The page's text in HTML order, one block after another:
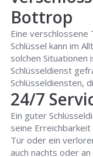
Bottrop
Eine
Schlüssel kann im
solchen Situationen
Schlüsseldienst
Schlüsseldiensten,
24/7
Ein guter
seine
Tür oder ein
auch nachts oder